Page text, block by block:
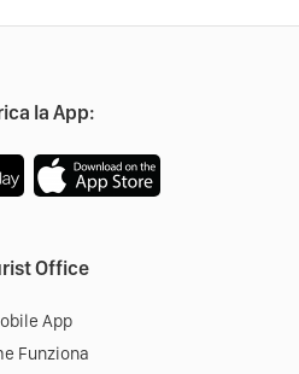
la App:
Office
App
Funziona